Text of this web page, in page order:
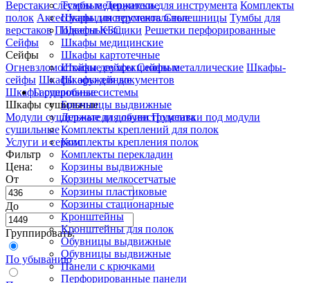
Тумбы медицинские
Шкафы инструментальные
Шкафы КБС
Шкафы медицинские
Шкафы картотечные
Шкафы двухсекционные
Шкафы для документов
Гардеробные системы
Брючницы выдвижные
Держатели для инструмента
Комплекты креплений для полок
Комплекты крепления полок
Комплекты перекладин
Корзины выдвижные
Корзины мелкосетчатые
Корзины пластиковые
Корзины стационарные
Кронштейны
Кронштейны для полок
Обувницы выдвижные
Обувницы выдвижные
Панели с крючками
Перфорированные панели
Верстаки слесарные Держатель для инструмента Комплекты
полок Аксессуары для верстаков Столешницы Тумбы для
верстаков Подвесные ящики Решетки перфорированные
Сейфы
Сейфы
Огневзломостойкие сейфы Сейфы металлические Шкафы-
сейфы Шкафы оружейные
Шкафы сушильные
Шкафы сушильные
Модули сушильные для обуви Подставки под модули
сушильные
Услуги и сервис
Фильтр
Цена:
От
До
Группировать:
По убыванию